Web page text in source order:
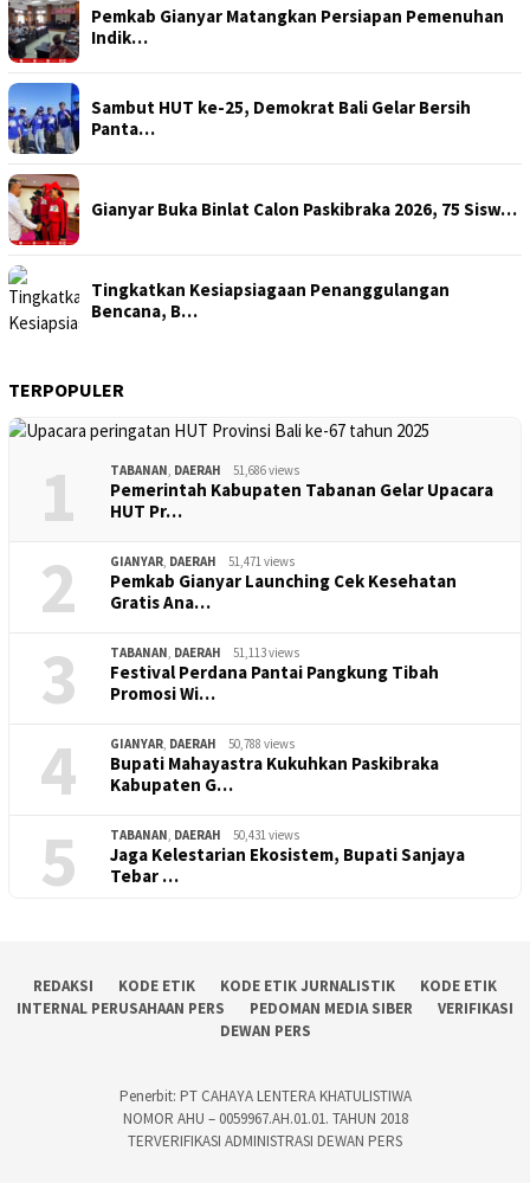
Pemkab Gianyar Matangkan Persiapan Pemenuhan
Indik…
Sambut HUT ke-25, Demokrat Bali Gelar Bersih
Panta…
Gianyar Buka Binlat Calon Paskibraka 2026, 75 Sisw…
Tingkatkan Kesiapsiagaan Penanggulangan
Bencana, B…
TERPOPULER
1 TABANAN, DAERAH 51,686 views
Pemerintah Kabupaten Tabanan Gelar Upacara
HUT Pr…
2 GIANYAR, DAERAH 51,471 views
Pemkab Gianyar Launching Cek Kesehatan
Gratis Ana…
3 TABANAN, DAERAH 51,113 views
Festival Perdana Pantai Pangkung Tibah
Promosi Wi…
4 GIANYAR, DAERAH 50,788 views
Bupati Mahayastra Kukuhkan Paskibraka
Kabupaten G…
5 TABANAN, DAERAH 50,431 views
Jaga Kelestarian Ekosistem, Bupati Sanjaya
Tebar …
REDAKSI KODE ETIK KODE ETIK JURNALISTIK
KODE ETIK
INTERNAL PERUSAHAAN PERS
PEDOMAN MEDIA SIBER
VERIFIKASI
DEWAN PERS
Penerbit: PT CAHAYA LENTERA KHATULISTIWA
NOMOR AHU – 0059967.AH.01.01. TAHUN 2018
TERVERIFIKASI ADMINISTRASI DEWAN PERS